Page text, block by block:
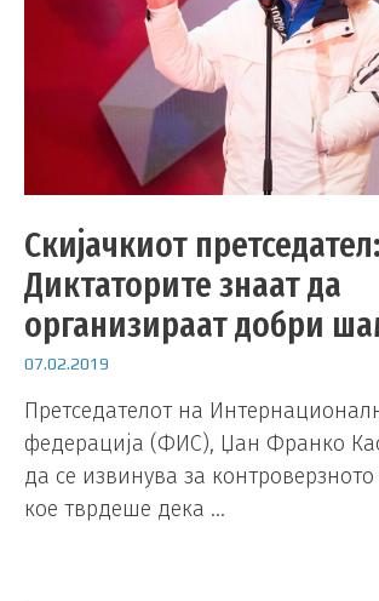
Скијачкиот претседател:
Диктаторите знаат да
организираат добри
07.02.2019
Претседателот на
федерација (ФИС), Џан Франко
да се извинува за контроверзното
кое тврдеше дека …